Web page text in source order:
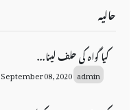
حالیہ
کیا گواہ کی حلف لینا...
admin
September 08, 2020